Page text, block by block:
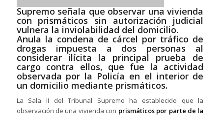
Supremo señala que observar una vivienda
con prismáticos sin autorización judicial
vulnera la inviolabilidad del domicilio.
Anula la condena de cárcel por tráfico de
drogas impuesta a dos personas al
considerar ilícita la principal prueba de
cargo contra ellos, que fue la actividad
observada por la Policía en el interior de
un domicilio mediante prismáticos.
La Sala II del Tribunal Supremo ha establecido que la
observación de una vivienda con prismáticos por parte de la